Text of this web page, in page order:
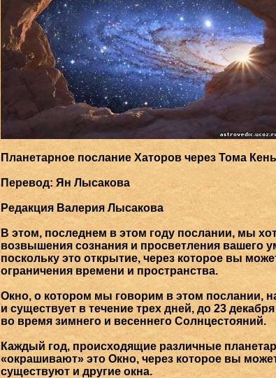
Планетарное послание Хаторов через Тома
Перевод: Ян Лысакова
Редакция Валерия Лысакова
В этом, последнем в этом году послании, мы
возвышения сознания и просветления вашего
поскольку это открытие, через которое вы
ограничения времени и пространства.
Окно, о котором мы говорим в этом послании,
и существует в течение трех дней, до 23
во время зимнего и весеннего Солнцестояний.
Каждый год, происходящие различные
«окрашивают» это Окно, через которое вы
существуют и другие окна.